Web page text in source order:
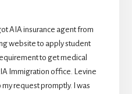
AIA insurance agent from
website to apply student
to get medical
Immigration office. Levine
my request promptly. I was